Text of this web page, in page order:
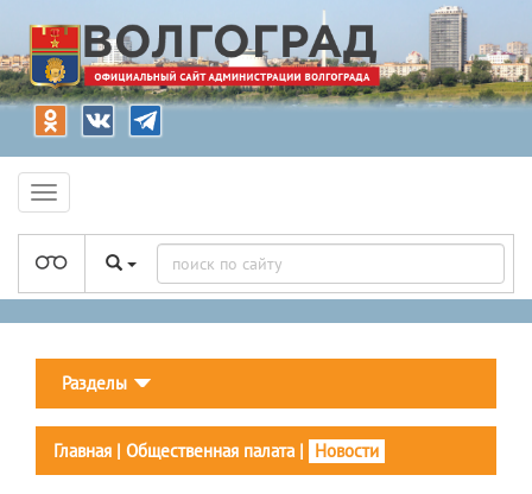
Разделы
Главная | Общественная палата | Новости